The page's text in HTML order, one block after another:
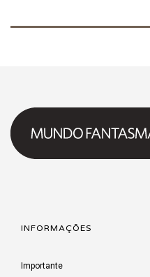
INFORMAÇÕES
Importante